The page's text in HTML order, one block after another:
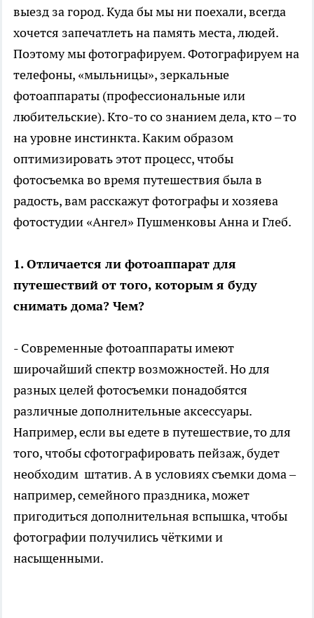
выезд за город. Куда бы мы ни поехали, всегда
хочется запечатлеть на память места, людей.
Поэтому мы фотографируем. Фотографируем на
телефоны, «мыльницы», зеркальные
фотоаппараты (профессиональные или
любительские). Кто-то со знанием дела, кто – то
на уровне инстинкта. Каким образом
оптимизировать этот процесс, чтобы
фотосъемка во время путешествия была в
радость, вам расскажут фотографы и хозяева
фотостудии «Ангел» Пушменковы Анна и Глеб.
1. Отличается ли фотоаппарат для
путешествий от того, которым я буду
снимать дома? Чем?
- Современные фотоаппараты имеют
широчайший спектр возможностей. Но для
разных целей фотосъемки понадобятся
различные дополнительные аксессуары.
Например, если вы едете в путешествие, то для
того, чтобы сфотографировать пейзаж, будет
необходим штатив. А в условиях съемки дома –
например, семейного праздника, может
пригодиться дополнительная вспышка, чтобы
фотографии получились чёткими и
насыщенными.